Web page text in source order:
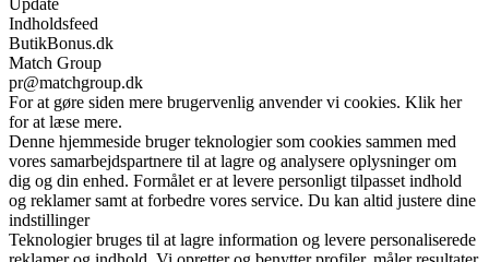
Update
Indholdsfeed
ButikBonus.dk
Match Group
pr@matchgroup.dk
For at gøre siden mere brugervenlig anvender vi cookies. Klik her
for at læse mere.
Denne hjemmeside bruger teknologier som cookies sammen med
vores samarbejdspartnere til at lagre og analysere oplysninger om
dig og din enhed. Formålet er at levere personligt tilpasset indhold
og reklamer samt at forbedre vores service. Du kan altid justere dine
indstillinger
Teknologier bruges til at lagre information og levere personaliserede